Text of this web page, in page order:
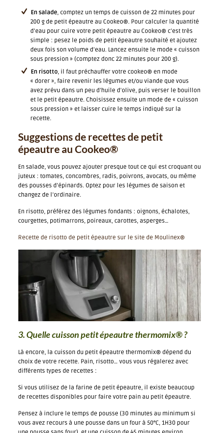
En salade, comptez un temps de cuisson de 22 minutes pour
200 g de petit épeautre au Cookeo®. Pour calculer la quantité
d’eau pour cuire votre petit épeautre au Cookeo® c’est très
simple : pesez le poids de petit épeautre souhaité et ajoutez
deux fois son volume d’eau. Lancez ensuite le mode « cuisson
sous pression » (comptez donc 22 minutes pour 200 g).
En risotto, il faut préchauffer votre cookeo® en mode
« dorer », faire revenir les légumes et/ou viande que vous
avez prévu dans un peu d’huile d’olive, puis verser le bouillon
et le petit épeautre. Choisissez ensuite un mode de « cuisson
sous pression » et laisser cuire le temps indiqué sur la
recette.
Suggestions de recettes de petit
épeautre au Cookeo®
En salade, vous pouvez ajouter presque tout ce qui est croquant ou
juteux : tomates, concombres, radis, poivrons, avocats, ou même
des pousses d’épinards. Optez pour les légumes de saison et
changez de l’ordinaire.
En risotto, préférez des légumes fondants : oignons, échalotes,
courgettes, potimarrons, poireaux, carottes, asperges…
Recette de risotto de petit épeautre sur le site de Moulinex®
3. Quelle cuisson petit épeautre thermomix®?
Là encore, la cuisson du petit épeautre thermomix® dépend du
choix de votre recette. Pain, risotto… vous vous régalerez avec
différents types de recettes :
Si vous utilisez de la farine de petit épeautre, il existe beaucoup
de recettes disponibles pour faire votre pain au petit épeautre.
Pensez à inclure le temps de pousse (30 minutes au minimum si
vous avez recours à une pousse dans un four à 50°C, 1H30 pour